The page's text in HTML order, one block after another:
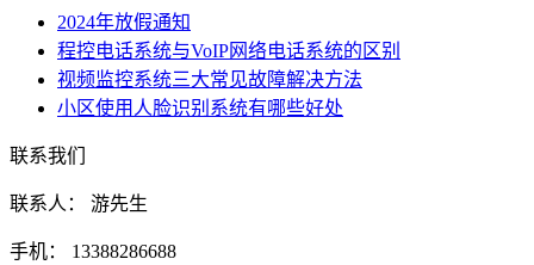
2024年放假通知
程控电话系统与VoIP网络电话系统的区别
视频监控系统三大常见故障解决方法
小区使用人脸识别系统有哪些好处
联系我们
联系人： 游先生
手机： 13388286688